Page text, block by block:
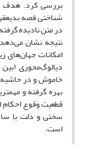
بررسی کرد. هدف
شناختی قصه
در متن نادیده
نتیجه نشان
امکانات جهان‌های
دیالوگ‌محوری
خاموش و در حاشیه
بهره گرفته و
قطعیت وقوع احکام
سختی و ذلت با
است.